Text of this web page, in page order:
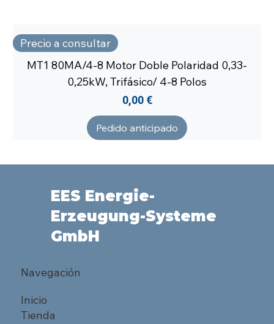
Precio a consultar
MT1 80MA/4-8 Motor Doble Polaridad 0,33-
0,25kW, Trifásico/ 4-8 Polos
Precio
0,00 €
Pedido anticipado
EES Energie-
Erzeugung-Systeme
GmbH
Navegación
Inicio
Tienda